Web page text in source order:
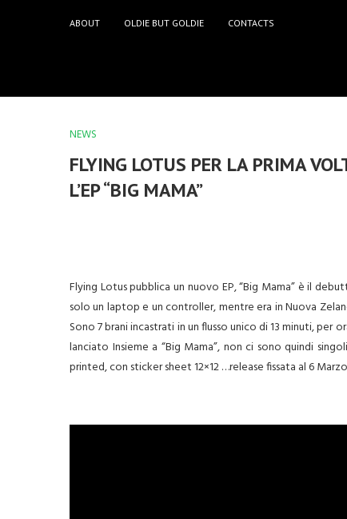
ABOUT OLDIE BUT GOLDIE CONTACTS
NEWS
FLYING LOTUS PER LA PRIMA
L’EP “BIG MAMA”
Flying Lotuspubblica un nuovo EP, “Big Mama”è il
solo un laptop e un controller, mentre era in Nuova
Sono 7 brani incastrati in un flusso unico di 13 minuti,
lanciato Insieme a “Big Mama”, non ci sono quindi
printed, con sticker sheet 12×12 …release fissata al 6